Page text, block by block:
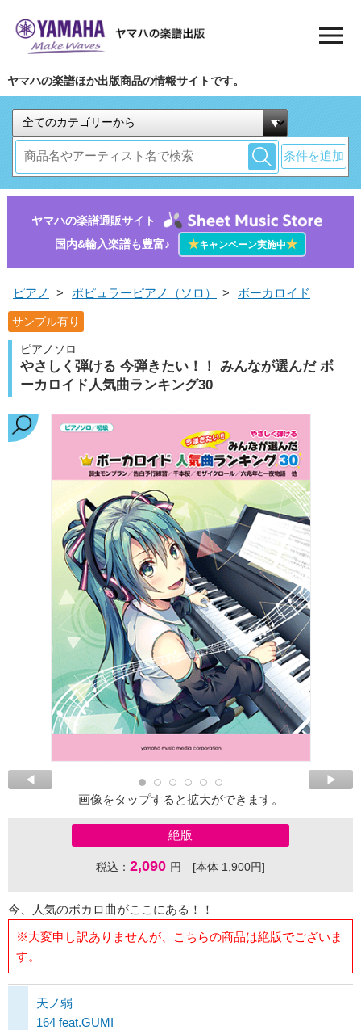
ヤマハの楽譜ほか出版商品の情報サイトです。
条件を追加
ヤマハの楽譜通販サイト
国内&輸入楽譜も豊富♪
★キャンペーン実施中★
ピアノ > ポピュラーピアノ（ソロ） > ボーカロイド
サンプル有り
ピアノソロ
やさしく弾ける 今弾きたい！！ みんなが選んだ ボ
ーカロイド人気曲ランキング30
画像をタップすると拡大ができます。
絶版
税込： 2,090 円 [本体 1,900円]
今、人気のボカロ曲がここにある！！
※大変申し訳ありませんが、こちらの商品は絶版でございま
す。
天ノ弱
164 feat.GUMI